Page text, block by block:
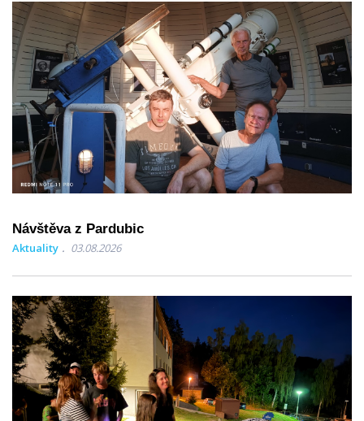
Návštěva z Pardubic
Aktuality 03.08.2026